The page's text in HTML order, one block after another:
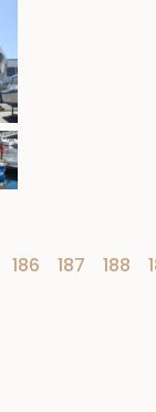
Page
186 Page
187 Page
188